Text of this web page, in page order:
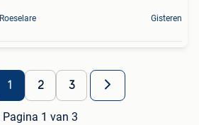
Roeselare Gisteren
1 2 3
Pagina 1 van 3